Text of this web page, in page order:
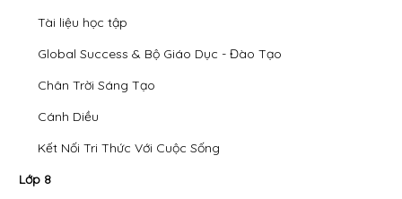
Tài liệu học tập
Global Success & Bộ Giáo Dục - Đào Tạo
Chân Trời Sáng Tạo
Cánh Diều
Kết Nối Tri Thức Với Cuộc Sống
Lớp 8